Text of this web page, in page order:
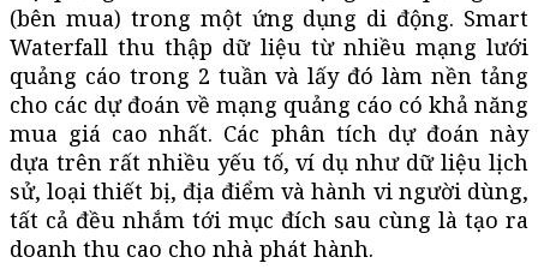
(bên mua) trong một ứng dụng di động. Smart
Waterfall thu thập dữ liệu từ nhiều mạng lưới
quảng cáo trong 2 tuần và lấy đó làm nền tảng
cho các dự đoán về mạng quảng cáo có khả năng
mua giá cao nhất. Các phân tích dự đoán này
dựa trên rất nhiều yếu tố, ví dụ như dữ liệu lịch
sử, loại thiết bị, địa điểm và hành vi người dùng,
tất cả đều nhắm tới mục đích sau cùng là tạo ra
doanh thu cao cho nhà phát hành.